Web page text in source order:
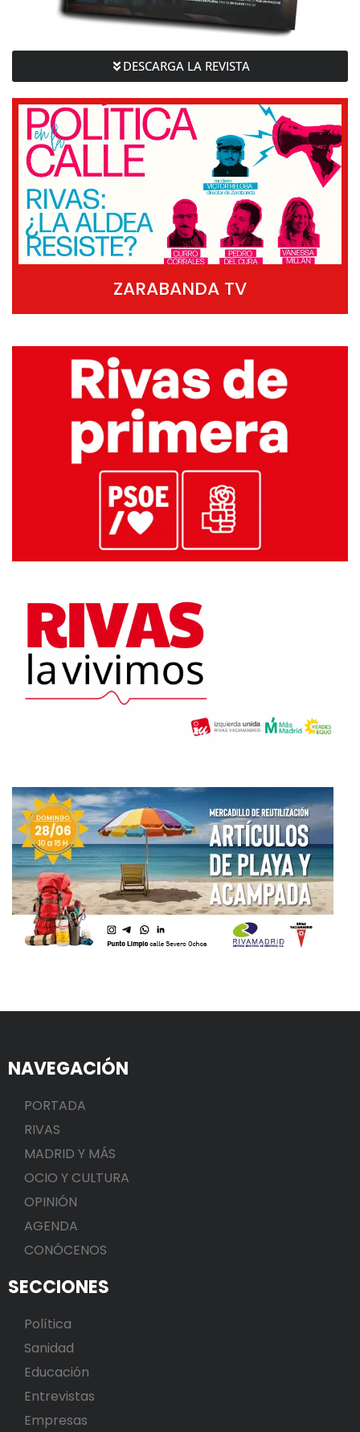
DESCARGA LA REVISTA
ZARABANDA TV
NAVEGACIÓN
PORTADA
RIVAS
MADRID Y MÁS
OCIO Y CULTURA
OPINIÓN
AGENDA
CONÓCENOS
SECCIONES
Política
Sanidad
Educación
Entrevistas
Empresas